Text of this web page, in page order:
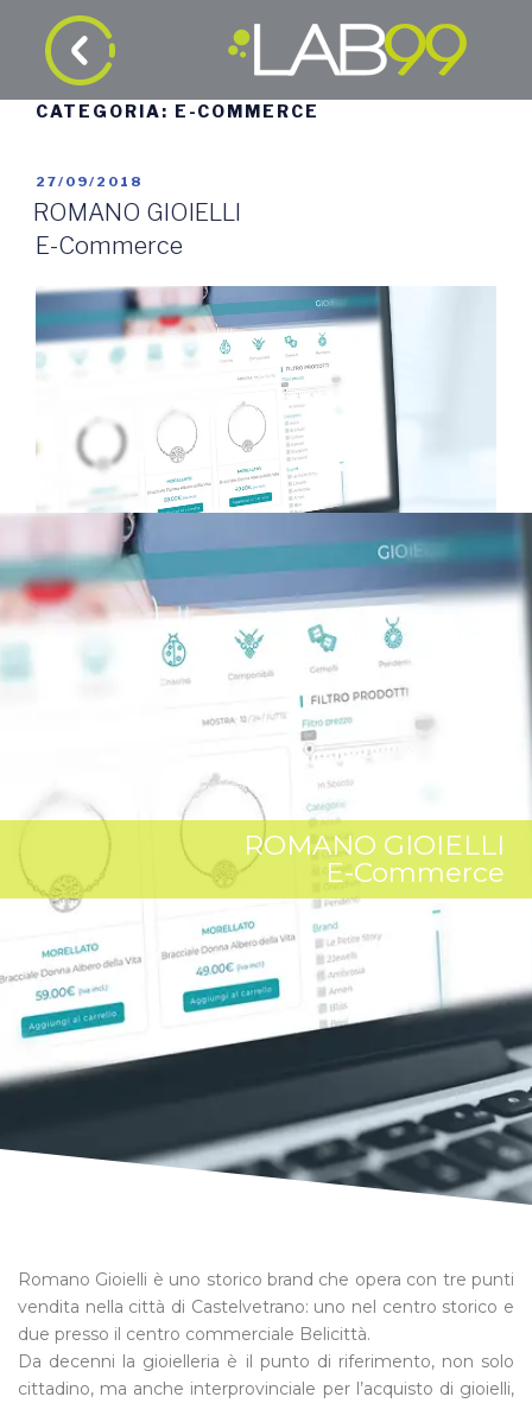
CATEGORIA: E-COMMERCE
27/09/2018
ROMANO GIOIELLI
E-Commerce
ROMANO GIOIELLI
E-Commerce
Romano Gioielli è uno storico brand che opera con tre punti
vendita nella città di Castelvetrano: uno nel centro storico e
due presso il centro commerciale Belicittà.
Da decenni la gioielleria è il punto di riferimento, non solo
cittadino, ma anche interprovinciale per l’acquisto di gioielli,